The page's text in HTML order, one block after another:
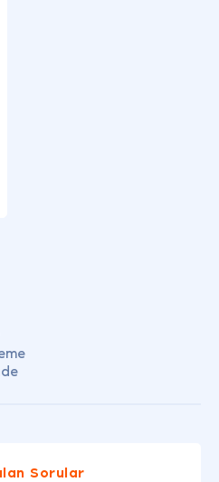
Sorular